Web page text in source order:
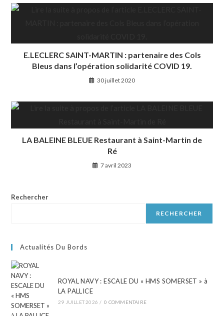
E.LECLERC SAINT-MARTIN : partenaire des Cols
Bleus dans l’opération solidarité COVID 19.
30 juillet 2020
LA BALEINE BLEUE Restaurant à Saint-Martin de
Ré
7 avril 2023
Rechercher
RECHERCHER
Actualités Du Bords
ROYAL NAVY : ESCALE DU « HMS SOMERSET » à
LA PALLICE
29 JUILLET 2026 / 0 COMMENTAIRE